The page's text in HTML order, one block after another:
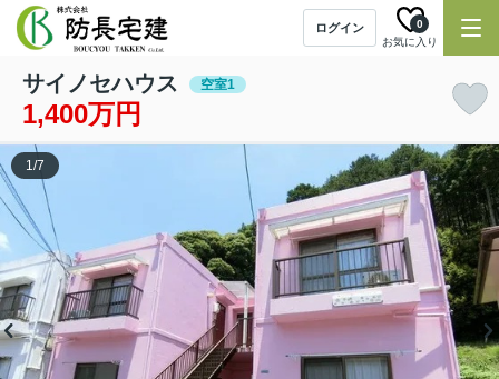
ログイン
お気に入り
0
サイノセハウス 空室1
1,400万円
1/7